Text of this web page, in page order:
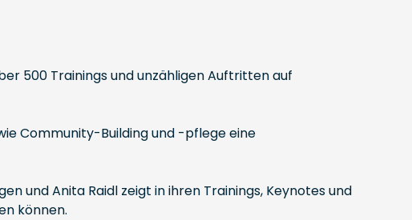
500 Trainings und unzähligen Auftritten auf
Community-Building und -pflege eine
und Anita Raidl zeigt in ihren Trainings, Keynotes und
können.